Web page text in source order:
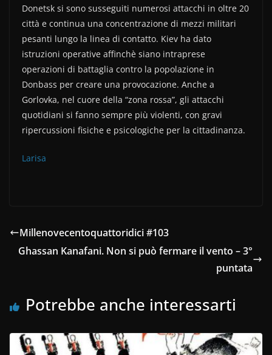
Donetsk si sono susseguiti numerosi attacchi in oltre 20
città e continua una concentrazione di mezzi militari
pesanti lungo la linea di contatto. Kiev ha dato
istruzioni operative affinchè siano intraprese
operazioni di battaglia contro la popolazione in
Donbass per creare una provocazione. Anche a
Gorlovka, nel cuore della “zona rossa”, gli attacchi
quotidiani si fanno sempre più violenti, con gravi
ripercussioni fisiche e psicologiche per la cittadinanza.
Larisa
Millenovecentoquattoridici #103
Ghassan Kanafani. Non si può fermare il vento – 3°
puntata
Potrebbe anche interessarti